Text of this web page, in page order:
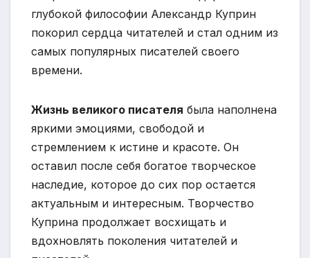
глубокой философии Александр Куприн
покорил сердца читателей и стал одним из
самых популярных писателей своего
времени.
Жизнь великого писателя была наполнена
яркими эмоциями, свободой и
стремлением к истине и красоте. Он
оставил после себя богатое творческое
наследие, которое до сих пор остается
актуальным и интересным. Творчество
Куприна продолжает восхищать и
вдохновлять поколения читателей и